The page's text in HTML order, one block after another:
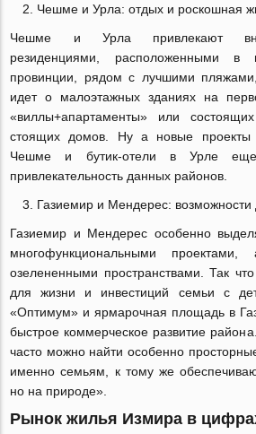
Чешме и Урла: отдых и роскошная
Чешме и Урла привлекают
резиденциями, расположенными в
провинции, рядом с лучшими
идет о малоэтажных зданиях на
«виллы+апартаменты» или
стоящих домов. Ну а новые проекты
Чешме и бутик-отели в Урле
привлекательность данных районов.
Газиемир и Мендерес: возможности
Газиемир и Мендерес особенно
многофункциональными
озелененными пространствами. Так
для жизни и инвестиций семьи с
«Оптимум» и ярмарочная площадь в
быстрое коммерческое развитие
часто можно найти особенно
именно семьям, к тому же
но на природе».
Рынок жилья Измира в